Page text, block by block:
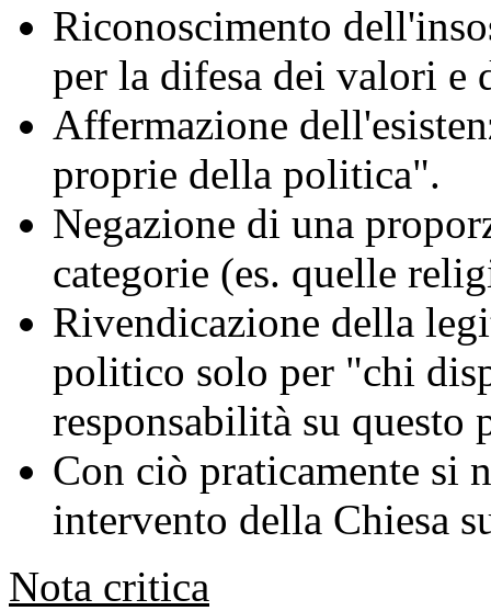
Riconoscimento
per la difesa dei valori e
Affermazione
proprie della politica".
Negazione di una
categorie (es. quelle
Rivendicazione della
politico solo per "chi
responsabilità su questo
Con ciò praticamente si
intervento della Chiesa
Nota critica